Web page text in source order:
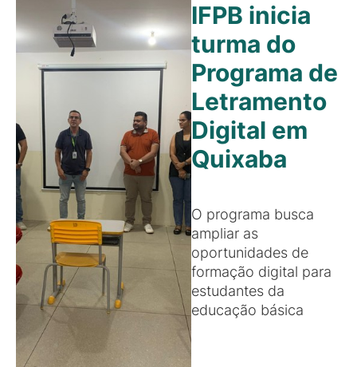
IFPB inicia
turma do
Programa de
Letramento
Digital em
Quixaba
O programa busca
ampliar as
oportunidades de
formação digital para
estudantes da
educação básica